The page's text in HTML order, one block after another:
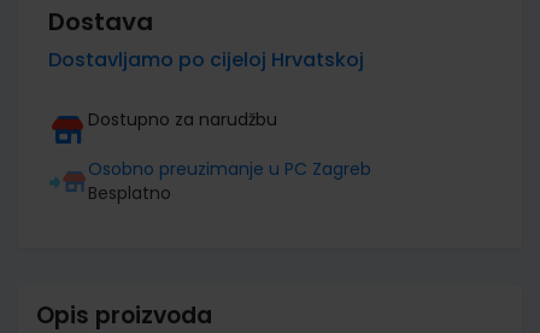
Dostava
Dostavljamo po cijeloj Hrvatskoj
Dostupno za narudžbu
Osobno preuzimanje u PC Zagreb
Besplatno
Opis proizvoda